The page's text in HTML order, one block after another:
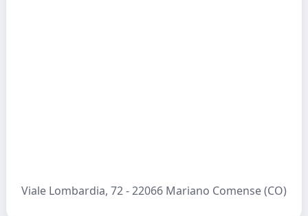
Viale Lombardia, 72 - 22066 Mariano Comense (CO)